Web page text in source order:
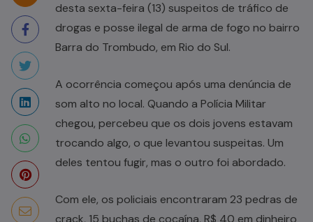
desta sexta-feira (13) suspeitos de tráfico de
drogas e posse ilegal de arma de fogo no bairro
Barra do Trombudo, em Rio do Sul.
A ocorrência começou após uma denúncia de
som alto no local. Quando a Polícia Militar
chegou, percebeu que os dois jovens estavam
trocando algo, o que levantou suspeitas. Um
deles tentou fugir, mas o outro foi abordado.
Com ele, os policiais encontraram 23 pedras de
crack, 15 buchas de cocaína, R$ 40 em dinheiro